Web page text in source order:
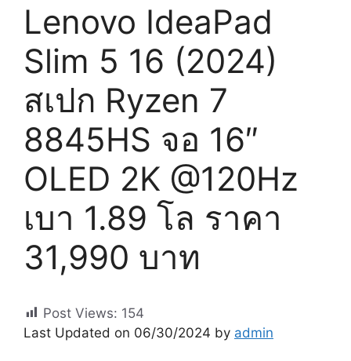
Lenovo IdeaPad
Slim 5 16 (2024)
สเปก Ryzen 7
8845HS จอ 16″
OLED 2K @120Hz
เบา 1.89 โล ราคา
31,990 บาท
Post Views: 154
Last Updated on 06/30/2024 by admin